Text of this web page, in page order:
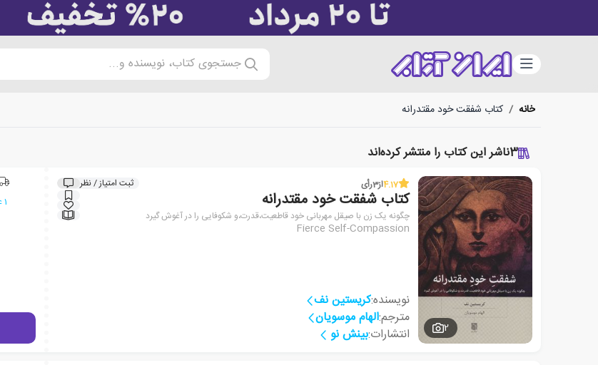
دسته‌بندی جستجوی کتاب، نویسنده و...
خانه / کتاب شفقت خود مقتدرانه
3ناشر این کتاب را منتشر کرده‌اند
2
4.17از3رأی ثبت امتیاز / نظر
کتاب شفقت خود مقتدرانه
چگونه یک زن با صیقل مهربانی خود قاطعیت،قدرت،و شکوفایی را در آغوش گیرد
Fierce Self-Compassion
نویسنده:کریستین نف
مترجم:الهام موسویان
انتشارات:بینش نو
1 عدد موجود در انبار ایران کتاب